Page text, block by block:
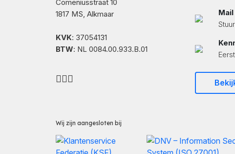
Comeniusstraat 10
1817 MS, Alkmaar
KVK: 37054131
BTW: NL 0084.00.933.B.01
Wij zijn aangesloten bij